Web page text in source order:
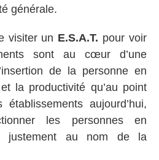
générale.
visiter un E.S.A.T. pour voir
sont au cœur d’une
de la personne en
la productivité qu’au point
aujourd’hui,
les personnes en
justement au nom de la